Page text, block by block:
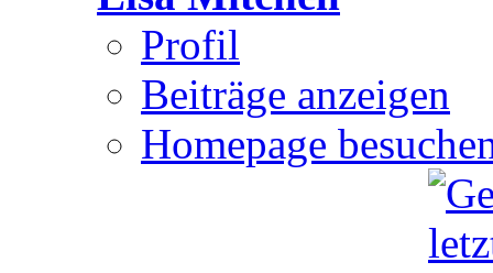
Profil
Beiträge anzeigen
Homepage